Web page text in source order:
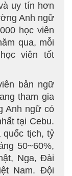
uy tín hơn
Anh ngữ
học viên
qua, mỗi
viên tốt
bản ngữ
tham gia
Anh ngữ có
tại Cebu.
tịch, tỷ
50~60%,
Nga, Đài
Nam. Đội